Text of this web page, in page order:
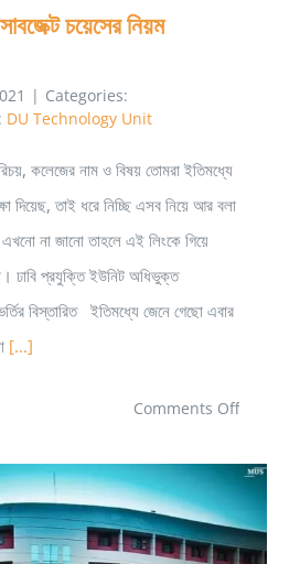
চয়েসের নিয়ম
| Categories:
DU Technology Unit
কলেজের নাম ও বিষয় তোমরা ইতিমধ্যে
দিয়েছ, তাই ধরে নিচ্ছি এসব নিয়ে আর বলা
না জানো তাহলে এই লিংকে গিয়ে
ঢাবি প্রযুক্তি ইউনিট অধিভুক্ত
বিস্তারিত ইতিমধ্যে জেনে গেছো এবার
[...]
Comments Offon
ইউনিটে
চয়েসের